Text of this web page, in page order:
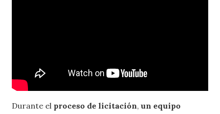
Durante el proceso de licitación, un equipo